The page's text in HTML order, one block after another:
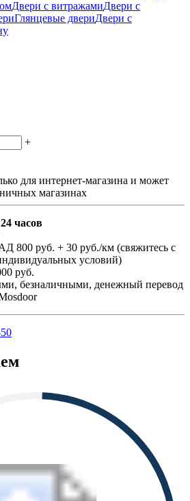
Двери с витражамиДвери с
Глянцевые двериДвери с
+
для интернет-магазина и может
магазинах
часов
800 руб. + 30 руб./км (свяжитесь с
условий)
руб.
безналичными, денежный перевод